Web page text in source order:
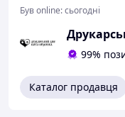
Видання 1987 року
Був online:сьогодні
99%
Каталог продавця